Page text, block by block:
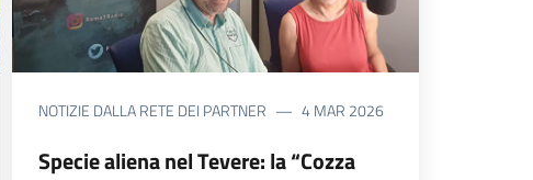
NOTIZIE DALLA RETE DEI PARTNER 4 MAR 2026
Specie aliena nel Tevere: la “Cozza